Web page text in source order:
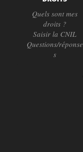
Quels sont mes
droits ?
Saisir la CNIL
Questions/réponse
s